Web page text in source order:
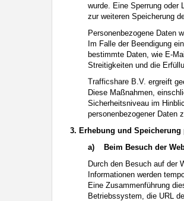
wurde. Eine Sperrung oder
zur weiteren Speicherung
Personenbezogene Daten
Im Falle der Beendigung
bestimmte Daten, wie E-
Streitigkeiten und die
ergreift
Diese Maßnahmen,
Sicherheitsniveau im
personenbezogener Daten
3. Erhebung und Speicherung
a)
Beim Besuch der
Durch den Besuch auf der
Informationen werden
Eine Zusammenführung
Betriebssystem, die URL